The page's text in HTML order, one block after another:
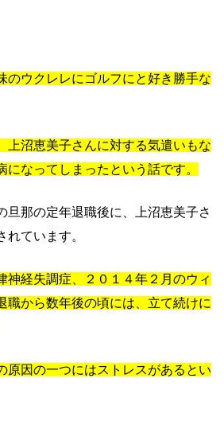
のウクレレにゴルフにと好き勝手な
上沼恵美子さんに対する気遣いもな
になってしまったという話です。
旦那の定年退職後に、上沼恵美子さ
れています。
神経失調症、２０１４年２月のウィ
職から数年後の頃には、立て続けに
原因の一つにはストレスがあるとい